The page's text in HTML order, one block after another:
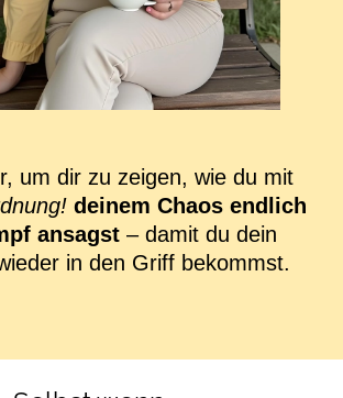
um dir zu zeigen, wie du mit
deinem Chaos endlich
ansagst– damit du dein
in den Griff bekommst.